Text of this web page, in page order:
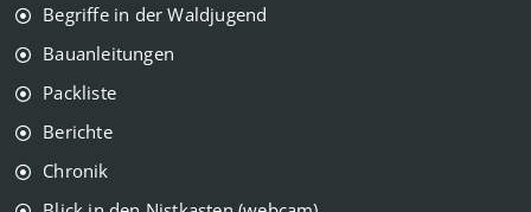
Begriffe in der Waldjugend
Bauanleitungen
Packliste
Berichte
Chronik